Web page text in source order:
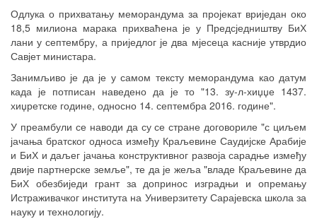
Одлука о прихватању меморандума за пројекат вриједан око
18,5 милиона марака прихваћена је у Предсједништву БиХ
лани у септембру, а приједлог је два мјесеца касније утврдио
Савјет министара.
Занимљиво је да је у самом тексту меморандума као датум
када је потписан наведено да је то "13. зу-л-хиџџе 1437.
хиџретске године, односно 14. септембра 2016. године".
У преамбули се наводи да су се стране договориле "с циљем
јачања братског односа између Краљевине Саудијске Арабије
и БиХ и даљег јачања конструктивног развоја сарадње између
двије партнерске земље", те да је жеља "владе Краљевине да
БиХ обезбиједи грант за допринос изградњи и опремању
Истраживачког института на Универзитету Сарајевска школа за
науку и технологију.